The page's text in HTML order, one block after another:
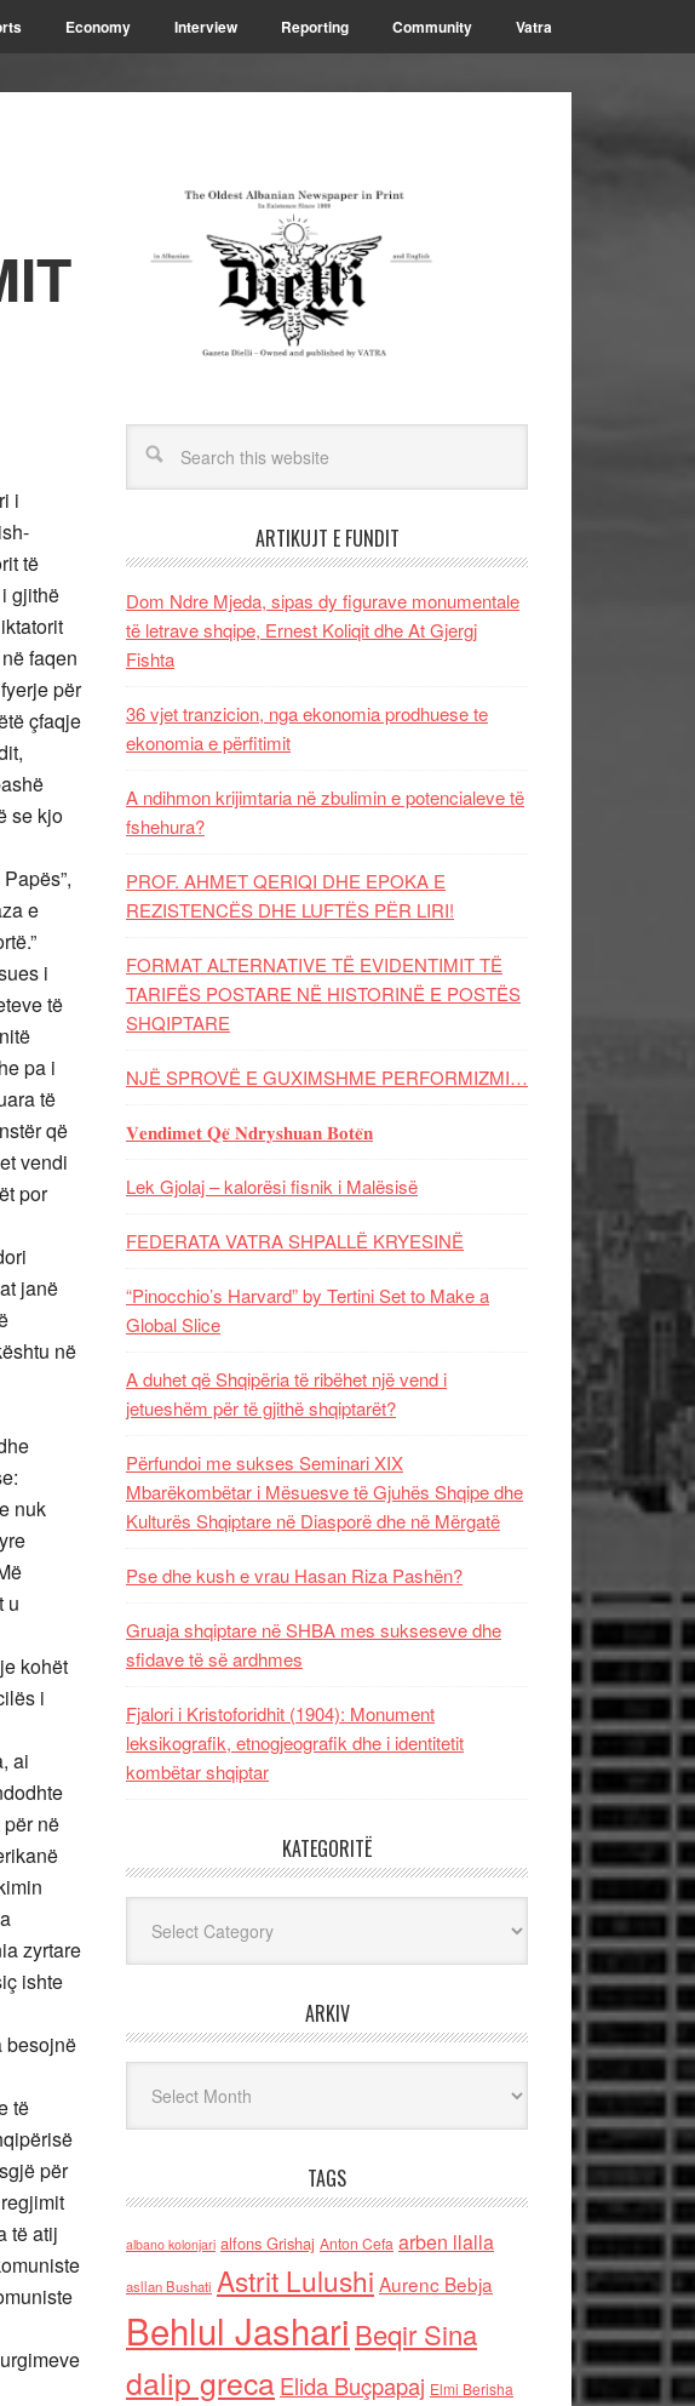
Economy Interview Reporting Community Vatra
i
të
gjithë
faqen
për
çfaqje
se kjo
e
i
të
pa i
të
që
vendi
por
janë
në
nuk
u
kohët
i
ai
në
zyrtare
ishte
besojnë
të
për
të atij
ARTIKUJT E FUNDIT
Dom Ndre Mjeda, sipas dy figurave monumentale
të letrave shqipe, Ernest Koliqit dhe At Gjergj
Fishta
36 vjet tranzicion, nga ekonomia prodhuese te
ekonomia e përfitimit
A ndihmon krijimtaria në zbulimin e potencialeve të
fshehura?
PROF. AHMET QERIQI DHE EPOKA E
REZISTENCЁS DHE LUFTЁS PЁR LIRI!
FORMAT ALTERNATIVE TË EVIDENTIMIT TË
TARIFËS POSTARE NË HISTORINË E POSTËS
SHQIPTARE
NJË SPROVË E GUXIMSHME PERFORMIZMI…
𝐕𝐞𝐧𝐝𝐢𝐦𝐞𝐭 𝐐𝐞̈ 𝐍𝐝𝐫𝐲𝐬𝐡𝐮𝐚𝐧 𝐁𝐨𝐭𝐞̈𝐧
Lek Gjolaj – kalorësi fisnik i Malësisë
FEDERATA VATRA SHPALLË KRYESINË
“Pinocchio’s Harvard” by Tertini Set to Make a
Global Slice
A duhet që Shqipëria të ribëhet një vend i
jetueshëm për të gjithë shqiptarët?
Përfundoi me sukses Seminari XIX
Mbarëkombëtar i Mësuesve të Gjuhës Shqipe dhe
Kulturës Shqiptare në Diasporë dhe në Mërgatë
Pse dhe kush e vrau Hasan Riza Pashën?
Gruaja shqiptare në SHBA mes sukseseve dhe
sfidave të së ardhmes
Fjalori i Kristoforidhit (1904): Monument
leksikografik, etnogjeografik dhe i identitetit
kombëtar shqiptar
KATEGORITË
ARKIV
TAGS
albano kolonjari alfons Grishaj Anton Cefa arben llalla
asllan Bushati Astrit Lulushi Aurenc Bebja
Behlul Jashari Beqir Sina
dalip grecaElida Buçpapaj Elmi Berisha